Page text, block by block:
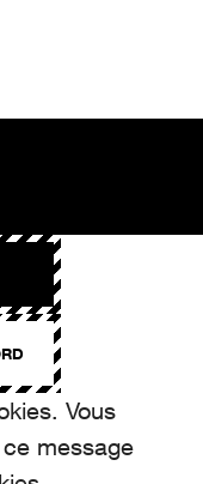
Vous
message